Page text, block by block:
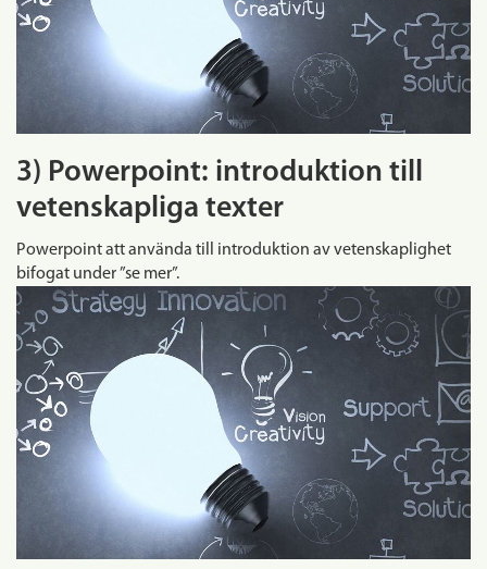
3) Powerpoint: introduktion till
vetenskapliga texter
Powerpoint att använda till introduktion av vetenskaplighet
bifogat under ”se mer”.